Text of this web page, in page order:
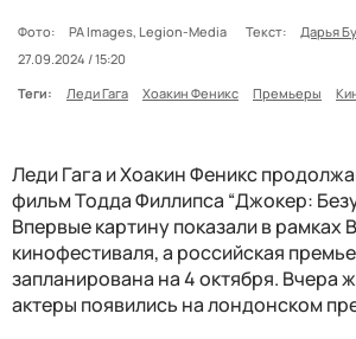
Фото: PA Images, Legion-Media Текст:
Дарья
27.09.2024 / 15:20
Теги:
Леди Гага Хоакин Феникс Премьеры
Леди Гага и Хоакин Феникс
фильм Тодда Филлипса “Джокер:
Впервые картину показали в рамках
кинофестиваля, а российская
запланирована на 4 октября. Вчера
актеры появились на лондонском